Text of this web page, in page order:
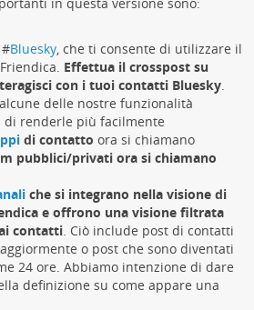
Bluesky, che ti consente di utilizzare il
Effettua il crosspost su
con i tuoi contatti Bluesky.
delle nostre funzionalità
di renderle più facilmente
di contatto ora si chiamano
pubblici/privati ​​ora si chiamano
che si integrano nella visione di
e offrono una visione filtrata
contatti. Ciò include post di contatti
o post che sono diventati
24 ore. Abbiamo intenzione di dare
definizione su come appare una